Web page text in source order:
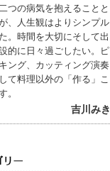
つの病気を抱えることと
、人生観はよりシンプル
。時間を大切にそして出
的に日々過ごしたい。ピ
ング、カッティング演奏
て料理以外の「作る」こ
。
吉川みき